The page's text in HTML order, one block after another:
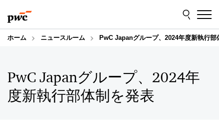
to
content
to
footer
ホーム ニュースルーム PwC Japanグループ、2024年度新執行部
PwC Japanグループ、2024年
度新執行部体制を発表